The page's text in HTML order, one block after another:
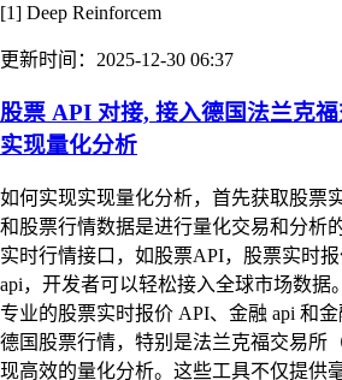
[1] Deep Reinforcem
更新时间：2025-12-30 06:37
股票 API 对接, 接入德国法兰克
实现量化分析
如何实现实现量化分析，首先获取股票
和股票行情数据是进行量化交易和分析
实时行情接口，如股票API，股票实时
api，开发者可以轻松接入全球市场数据
专业的股票实时报价 API、金融 api 和
德国股票行情，特别是法兰克福交易所
现高效的量化分析。这些工具不仅提供